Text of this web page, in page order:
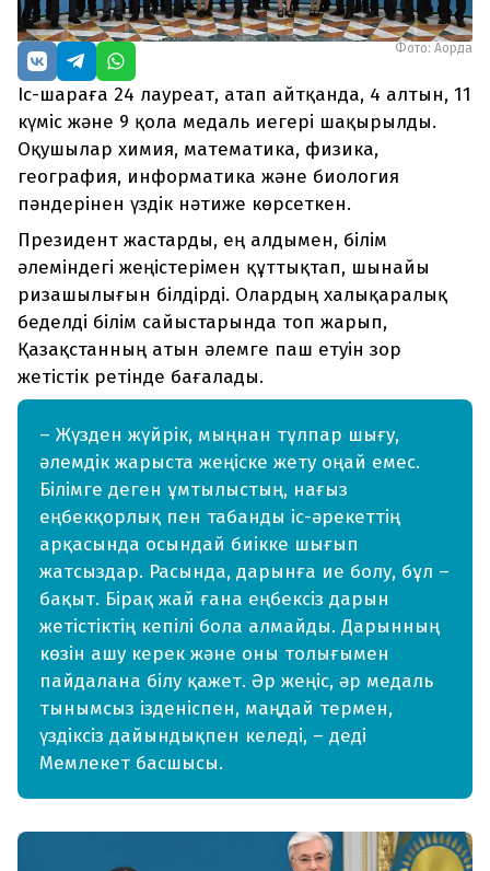
Фото: Ақорда
Іс-шараға 24 лауреат, атап айтқанда, 4 алтын, 11
күміс және 9 қола медаль иегері шақырылды.
Оқушылар химия, математика, физика,
география, информатика және биология
пәндерінен үздік нәтиже көрсеткен.
Президент жастарды, ең алдымен, білім
әлеміндегі жеңістерімен құттықтап, шынайы
ризашылығын білдірді. Олардың халықаралық
беделді білім сайыстарында топ жарып,
Қазақстанның атын әлемге паш етуін зор
жетістік ретінде бағалады.
– Жүзден жүйрік, мыңнан тұлпар шығу,
әлемдік жарыста жеңіске жету оңай емес.
Білімге деген ұмтылыстың, нағыз
еңбекқорлық пен табанды іс-әрекеттің
арқасында осындай биікке шығып
жатсыздар. Расында, дарынға ие болу, бұл –
бақыт. Бірақ жай ғана еңбексіз дарын
жетістіктің кепілі бола алмайды. Дарынның
көзін ашу керек және оны толығымен
пайдалана білу қажет. Әр жеңіс, әр медаль
тынымсыз ізденіспен, маңдай термен,
үздіксіз дайындықпен келеді, – деді
Мемлекет басшысы.